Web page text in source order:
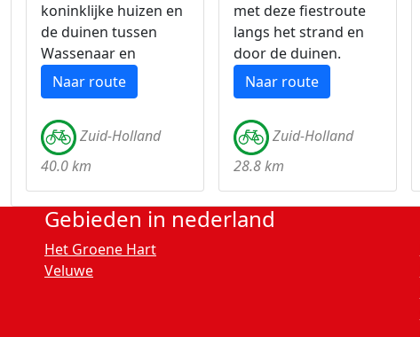
koninklijke huizen en
de duinen tussen
Wassenaar en
Katwijk.
Naar route
Zuid-Holland
40.0 km
met deze fiestroute
langs het strand en
door de duinen.
Naar route
Zuid-Holland
28.8 km
Gebieden in nederland
Het Groene Hart
Veluwe